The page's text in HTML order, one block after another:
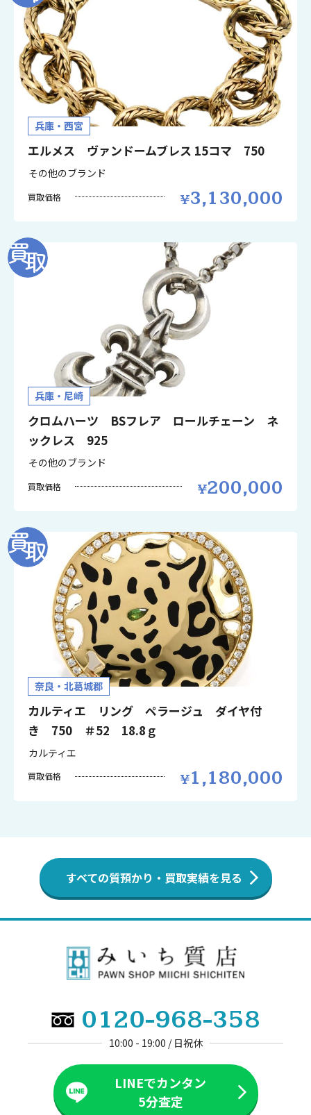
兵庫・西宮
エルメス ヴァンドームブレス 15コマ 750
その他のブランド
買取価格 3,130,000
兵庫・尼崎
クロムハーツ BSフレア ロールチェーン ネ
ックレス 925
その他のブランド
買取価格 200,000
奈良・北葛城郡
カルティエ リング ペラージュ ダイヤ付
き 750 ＃52 18.8ｇ
カルティエ
買取価格 1,180,000
すべての質預かり・買取実績を見る
0120-968-358
10:00 - 19:00 / 日祝休
LINEでカンタン
5分査定